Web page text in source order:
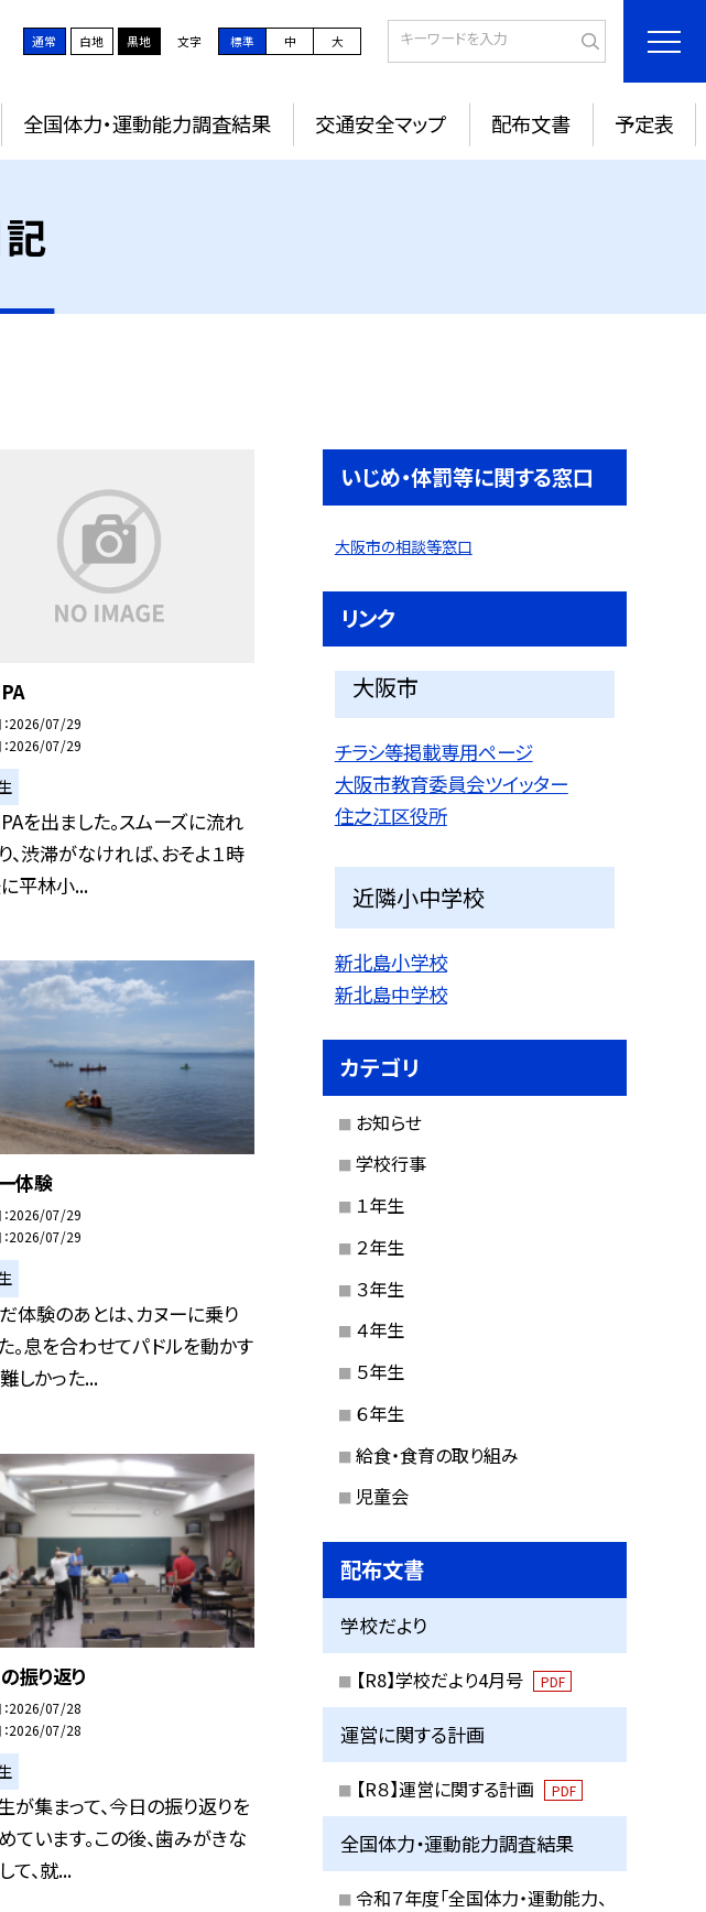
通常 白地 黒地 文字 標準 中 大
全国体力・運動能力調査結果 交通安全マップ 配布文書 予定表
2026/07/29
2026/07/29
を出ました。スムーズに流れ
、渋滞がなければ、おそよ１時
平林小...
体験
2026/07/29
2026/07/29
体験のあとは、カヌーに乗り
。息を合わせてパドルを動かす
しかった...
振り返り
2026/07/28
2026/07/28
が集まって、今日の振り返りを
ています。この後、歯みがきな
て、就...
いじめ・体罰等に関する窓口
大阪市の相談等窓口
リンク
大阪市
チラシ等掲載専用ページ
大阪市教育委員会ツイッター
住之江区役所
近隣小中学校
新北島小学校
新北島中学校
カテゴリ
お知らせ
学校行事
１年生
２年生
３年生
４年生
５年生
６年生
給食・食育の取り組み
児童会
配布文書
学校だより
【R8】学校だより4月号 PDF
運営に関する計画
【R８】運営に関する計画 PDF
全国体力・運動能力調査結果
令和７年度「全国体力・運動能力、